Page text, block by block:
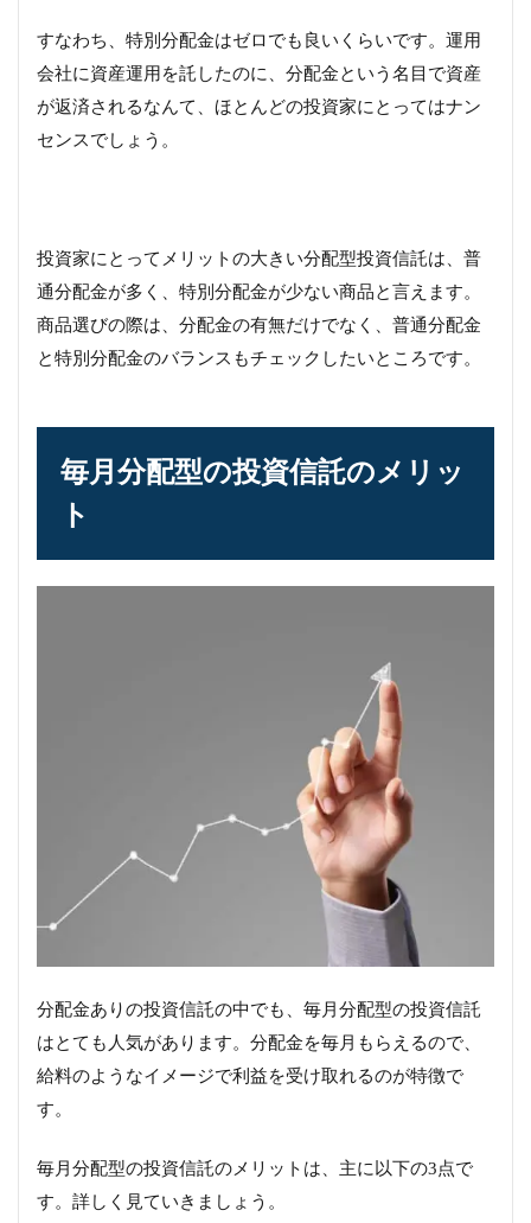
すなわち、特別分配金はゼロでも良いくらいです。運用
会社に資産運用を託したのに、分配金という名目で資産
が返済されるなんて、ほとんどの投資家にとってはナン
センスでしょう。
投資家にとってメリットの大きい分配型投資信託は、普
通分配金が多く、特別分配金が少ない商品と言えます。
商品選びの際は、分配金の有無だけでなく、普通分配金
と特別分配金のバランスもチェックしたいところです。
毎月分配型の投資信託のメリッ
ト
分配金ありの投資信託の中でも、毎月分配型の投資信託
はとても人気があります。分配金を毎月もらえるので、
給料のようなイメージで利益を受け取れるのが特徴で
す。
毎月分配型の投資信託のメリットは、主に以下の3点で
す。詳しく見ていきましょう。